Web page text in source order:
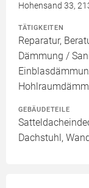
Hohensand 33,
TÄTIGKEITEN
Reparatur,
Dämmung /
GEBÄUDETEILE
Dachstuhl,